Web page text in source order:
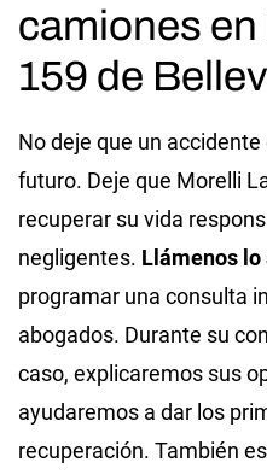
camiones en
159 de
No deje que un
futuro. Deje que Morelli
recuperar su vida
negligentes. Llámenos
programar una consulta
abogados. Durante su
caso, explicaremos sus
ayudaremos a dar los
recuperación. También